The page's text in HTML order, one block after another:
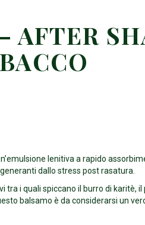
AFTER
lenitiva a rapido
dallo stress post rasatura.
tra i quali spiccano il burro di karitè, il
balsamo è da considerarsi un